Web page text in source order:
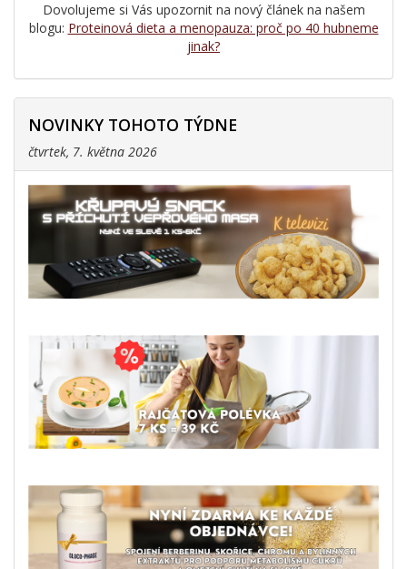
Dovolujeme si Vás upozornit na nový článek na našem
blogu: Proteinová dieta a menopauza: proč po 40 hubneme
jinak?
NOVINKY TOHOTO TÝDNE
čtvrtek, 7. května 2026